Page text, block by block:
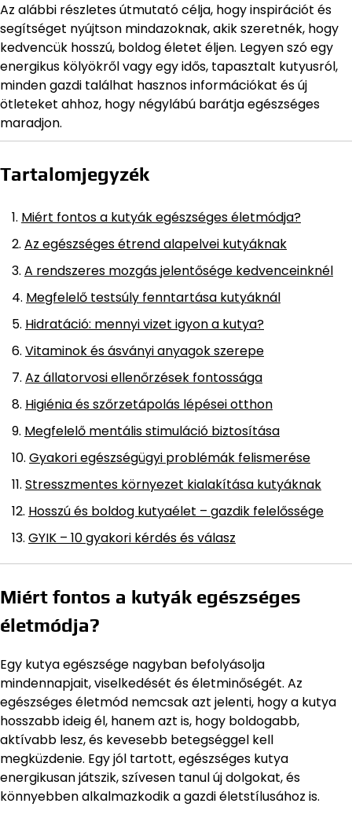
Az alábbi részletes útmutató célja, hogy inspirációt és
segítséget nyújtson mindazoknak, akik szeretnék, hogy
kedvencük hosszú, boldog életet éljen. Legyen szó egy
energikus kölyökről vagy egy idős, tapasztalt kutyusról,
minden gazdi találhat hasznos információkat és új
ötleteket ahhoz, hogy négylábú barátja egészséges
maradjon.
Tartalomjegyzék
Miért fontos a kutyák egészséges életmódja?
Az egészséges étrend alapelvei kutyáknak
A rendszeres mozgás jelentősége kedvenceinknél
Megfelelő testsúly fenntartása kutyáknál
Hidratáció: mennyi vizet igyon a kutya?
Vitaminok és ásványi anyagok szerepe
Az állatorvosi ellenőrzések fontossága
Higiénia és szőrzetápolás lépései otthon
Megfelelő mentális stimuláció biztosítása
Gyakori egészségügyi problémák felismerése
Stresszmentes környezet kialakítása kutyáknak
Hosszú és boldog kutyaélet – gazdik felelőssége
GYIK – 10 gyakori kérdés és válasz
Miért fontos a kutyák egészséges
életmódja?
Egy kutya egészsége nagyban befolyásolja
mindennapjait, viselkedését és életminőségét. Az
egészséges életmód nemcsak azt jelenti, hogy a kutya
hosszabb ideig él, hanem azt is, hogy boldogabb,
aktívabb lesz, és kevesebb betegséggel kell
megküzdenie. Egy jól tartott, egészséges kutya
energikusan játszik, szívesen tanul új dolgokat, és
könnyebben alkalmazkodik a gazdi életstílusához is.